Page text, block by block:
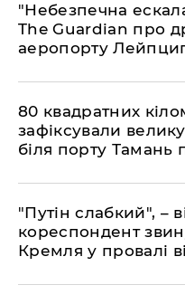
​"Небезпечна
The Guardian про
аеропорту
​80 квадратних
зафіксували
біля порту Тамань
"Путін слабкий", –
кореспондент
Кремля у провалі